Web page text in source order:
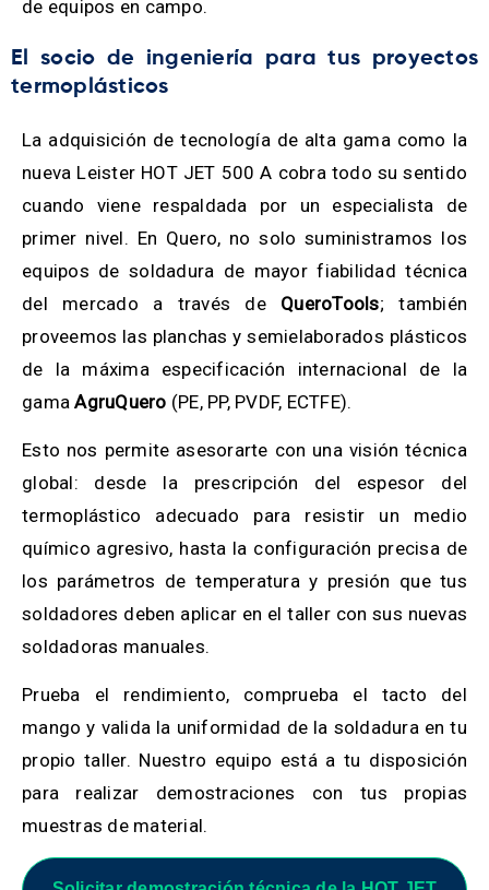
de equipos en campo.
El socio de ingeniería para tus proyectos
termoplásticos
La adquisición de tecnología de alta gama como la
nueva Leister HOT JET 500 A cobra todo su sentido
cuando viene respaldada por un especialista de
primer nivel. En Quero, no solo suministramos los
equipos de soldadura de mayor fiabilidad técnica
del mercado a través de QueroTools; también
proveemos las planchas y semielaborados plásticos
de la máxima especificación internacional de la
gamaAgruQuero (PE, PP, PVDF, ECTFE).
Esto nos permite asesorarte con una visión técnica
global: desde la prescripción del espesor del
termoplástico adecuado para resistir un medio
químico agresivo, hasta la configuración precisa de
los parámetros de temperatura y presión que tus
soldadores deben aplicar en el taller con sus nuevas
soldadoras manuales.
Prueba el rendimiento, comprueba el tacto del
mango y valida la uniformidad de la soldadura en tu
propio taller. Nuestro equipo está a tu disposición
para realizar demostraciones con tus propias
muestras de material.